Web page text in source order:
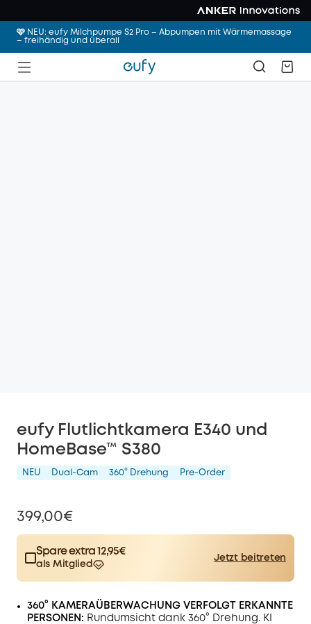
🩷 NEU: eufy Milchpumpe S2 Pro – Abpumpen mit Wärmemassage
– freihändig und überall
eufy Flutlichtkamera E340 und
HomeBase™ S380
NEU Dual-Cam 360° Drehung Pre-Order
399,00€
Spare extra 12,95€
als Mitglied
Jetzt beitreten
Plus Member $15.00
worth more than 12,95€
Other Benefits
360° KAMERAÜBERWACHUNG VERFOLGT ERKANNTE
PERSONEN: Rundumsicht dank 360° Drehung. KI